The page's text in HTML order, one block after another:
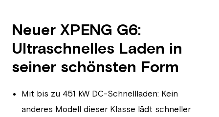
Neuer XPENG G6:
Ultraschnelles Laden in
seiner schönsten Form
Mit bis zu 451 kW DC-Schnellladen: Kein
anderes Modell dieser Klasse lädt schneller